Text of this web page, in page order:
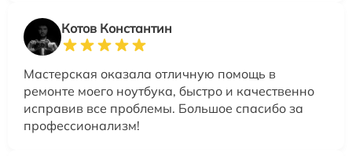
Котов Константин
Мастерская оказала отличную помощь в
ремонте моего ноутбука, быстро и качественно
исправив все проблемы. Большое спасибо за
профессионализм!